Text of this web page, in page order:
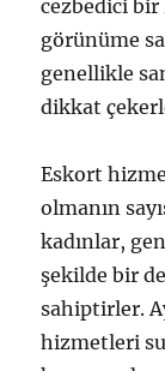
cezbedici bir
görünüme
genellikle
dikkat
Eskort
olmanın
kadınlar,
şekilde bir
sahiptirler.
hizmetleri